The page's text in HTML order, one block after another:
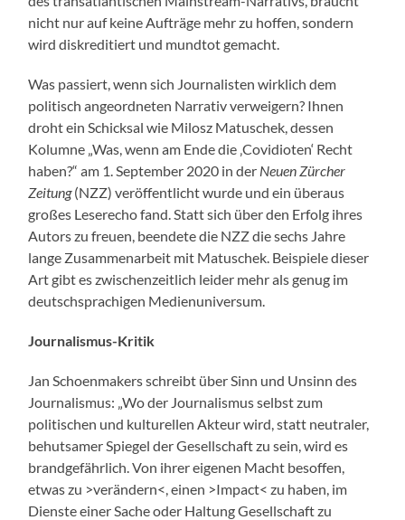
nicht nur auf keine Aufträge mehr zu hoffen, sondern
wird diskreditiert und mundtot gemacht.
Was passiert, wenn sich Journalisten wirklich dem
politisch angeordneten Narrativ verweigern? Ihnen
droht ein Schicksal wie Milosz Matuschek, dessen
Kolumne „Was, wenn am Ende die ‚Covidioten‘ Recht
haben?“ am 1. September 2020 in der Neuen Zürcher
Zeitung(NZZ) veröffentlicht wurde und ein überaus
großes Leserecho fand. Statt sich über den Erfolg ihres
Autors zu freuen, beendete die NZZ die sechs Jahre
lange Zusammenarbeit mit Matuschek. Beispiele dieser
Art gibt es zwischenzeitlich leider mehr als genug im
deutschsprachigen Medienuniversum.
Journalismus-Kritik
Jan Schoenmakers schreibt über Sinn und Unsinn des
Journalismus: „Wo der Journalismus selbst zum
politischen und kulturellen Akteur wird, statt neutraler,
behutsamer Spiegel der Gesellschaft zu sein, wird es
brandgefährlich. Von ihrer eigenen Macht besoffen,
etwas zu >verändern<, einen >Impact< zu haben, im
Dienste einer Sache oder Haltung Gesellschaft zu